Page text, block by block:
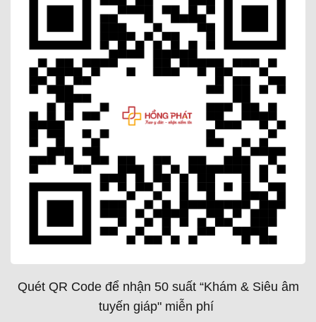
Quét QR Code để nhận 50 suất “Khám & Siêu âm
tuyến giáp" miễn phí